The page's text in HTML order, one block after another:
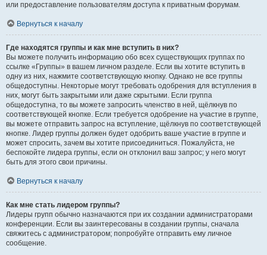
или предоставление пользователям доступа к приватным форумам.
Вернуться к началу
Где находятся группы и как мне вступить в них?
Вы можете получить информацию обо всех существующих группах по
ссылке «Группы» в вашем личном разделе. Если вы хотите вступить в
одну из них, нажмите соответствующую кнопку. Однако не все группы
общедоступны. Некоторые могут требовать одобрения для вступления в
них, могут быть закрытыми или даже скрытыми. Если группа
общедоступна, то вы можете запросить членство в ней, щёлкнув по
соответствующей кнопке. Если требуется одобрение на участие в группе,
вы можете отправить запрос на вступление, щёлкнув по соответствующей
кнопке. Лидер группы должен будет одобрить ваше участие в группе и
может спросить, зачем вы хотите присоединиться. Пожалуйста, не
беспокойте лидера группы, если он отклонил ваш запрос; у него могут
быть для этого свои причины.
Вернуться к началу
Как мне стать лидером группы?
Лидеры групп обычно назначаются при их создании администраторами
конференции. Если вы заинтересованы в создании группы, сначала
свяжитесь с администратором; попробуйте отправить ему личное
сообщение.